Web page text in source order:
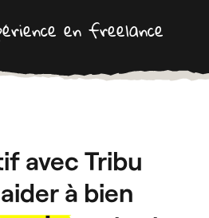
en freelance
avec Tribu
à bien